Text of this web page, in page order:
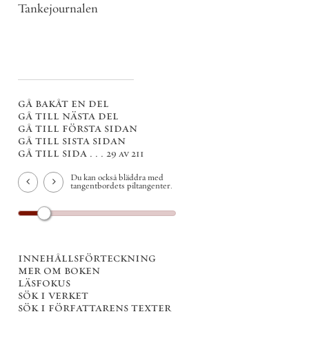
Tankejournalen
gå bakåt en del
gå till nästa del
gå till första sidan
gå till sista sidan
gå till sida . . . 29 av 211
Du kan också bläddra med
tangentbordets piltangenter.
innehållsförteckning
mer om boken
läsfokus
sök i verket
sök i författarens texter